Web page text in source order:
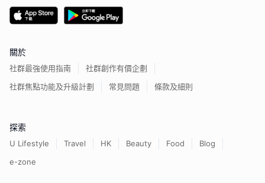
關於
社群最強使用指南
社群創作有價企劃
社群焦點功能及升級計劃
常見問題 條款及細則
探索
U Lifestyle Travel HK Beauty Food
Blog
e-zone